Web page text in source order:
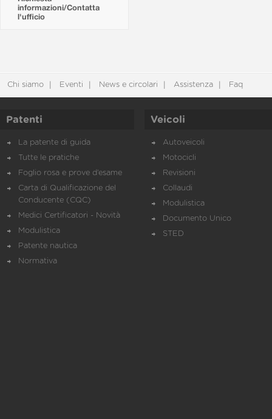
informazioni/Contatta
l'ufficio
Chi siamo Eventi News e circolari Assistenza Faq
Patenti
La patente di guida
Tutte le pratiche
Foglio rosa e prove d’esame
Carta di Qualificazione del
Conducente (CQC)
Medici Certificatori - Novità
Modulistica
Patente nautica
Normativa
Veicoli
Autoveicoli
Motocicli
Revisioni
Collaudi
Modulistica
Documento Unico
STED